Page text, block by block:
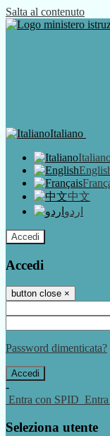
Salta al contenuto
Italiano
中文
اردو
Accedi
Accedi
button close ×
Password dimenticata?
-
Entra con SPID
Seleziona utente